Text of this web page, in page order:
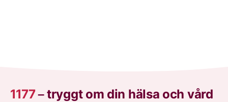
1177–tryggt om din hälsa och vård